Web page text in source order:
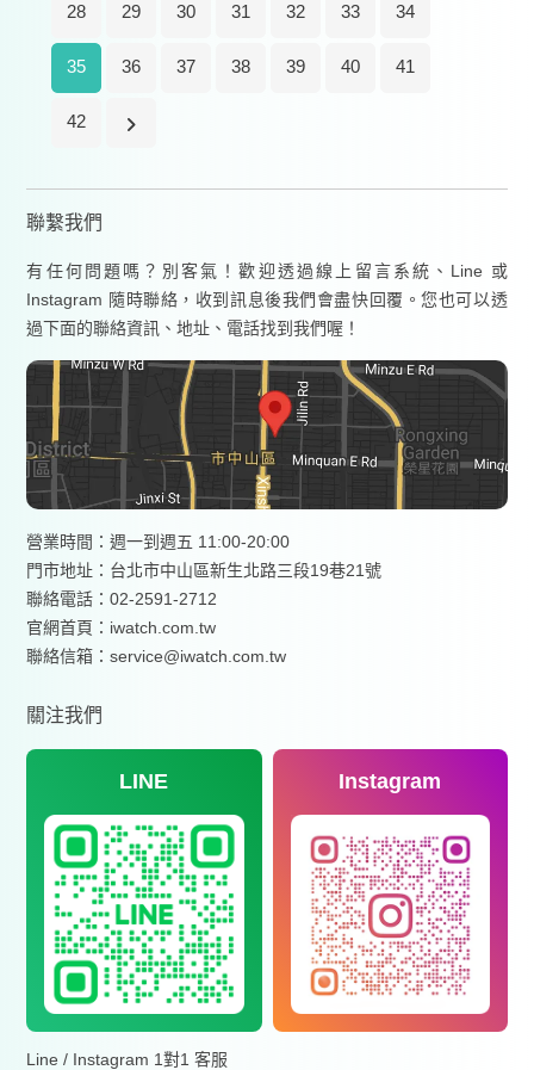
28 29 30 31 32 33 34
35 36 37 38 39 40 41
42
聯繫我們
有任何問題嗎？別客氣！歡迎透過線上留言系統、Line 或
Instagram 隨時聯絡，收到訊息後我們會盡快回覆。您也可以透
過下面的聯絡資訊、地址、電話找到我們喔！
營業時間：週一到週五 11:00-20:00
門市地址：台北市中山區新生北路三段19巷21號
聯絡電話：02-2591-2712
官網首頁： iwatch.com.tw
聯絡信箱：service@iwatch.com.tw
關注我們
LINE Instagram
Line / Instagram 1對1 客服